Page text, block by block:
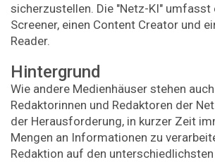
sicherzustellen. Die "Netz-KI" umfasst
Screener, einen Content Creator und
Reader.
Hintergrund
Wie andere Medienhäuser stehen
Redaktorinnen und Redaktoren der
der Herausforderung, in kurzer Zeit
Mengen an Informationen zu
Redaktion auf den unterschiedlichsten